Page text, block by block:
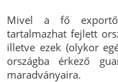
Mivel a fő
tartalmazhat fejlett
illetve ezek (olykor
országba érkező
maradványaira.